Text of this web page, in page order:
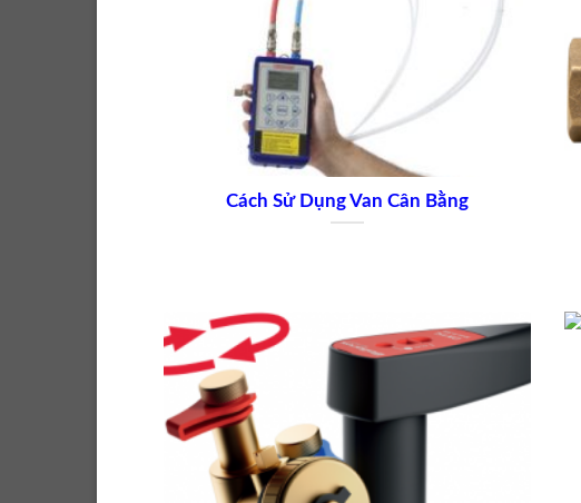
Cách Sử Dụng Van Cân Bằng